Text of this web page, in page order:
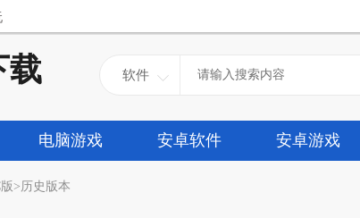
载 软件
电脑游戏 安卓软件 安卓游戏
> 历史版本